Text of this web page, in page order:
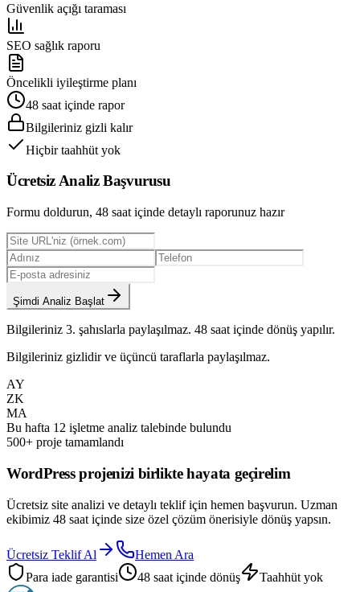
Güvenlik açığı taraması
SEO sağlık raporu
Öncelikli iyileştirme planı
48 saat içinde rapor
Bilgileriniz gizli kalır
Hiçbir taahhüt yok
Ücretsiz Analiz Başvurusu
Formu doldurun, 48 saat içinde detaylı raporunuz hazır
Şimdi Analiz Başlat
Bilgileriniz 3. şahıslarla paylaşılmaz. 48 saat içinde dönüş yapılır.
Bilgileriniz gizlidir ve üçüncü taraflarla paylaşılmaz.
AY
ZK
MA
Bu hafta 12 işletme analiz talebinde bulundu
500+ proje tamamlandı
WordPress projenizi birlikte hayata geçirelim
Ücretsiz site analizi ve detaylı teklif için hemen başvurun. Uzman
ekibimiz 48 saat içinde size özel çözüm önerisiyle dönüş yapsın.
Ücretsiz Teklif Al
Hemen Ara
Para iade garantisi
48 saat içinde dönüş Taahhüt yok